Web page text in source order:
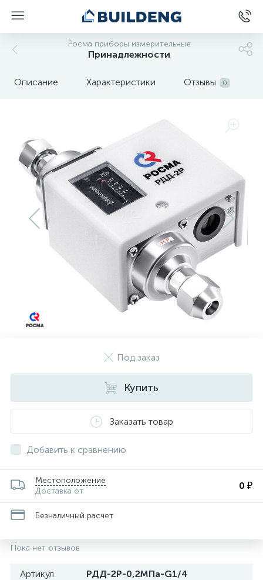
Росма приборы измерительные
Принадлежности
Описание Характеристики Отзывы 0
Под заказ
Купить
Заказать товар
Добавить к сравнению
Местоположение
Доставка от
0 ₽
Безналичный расчет
Пока нет отзывов
Артикул РДД-2Р-0,2МПа-G1/4